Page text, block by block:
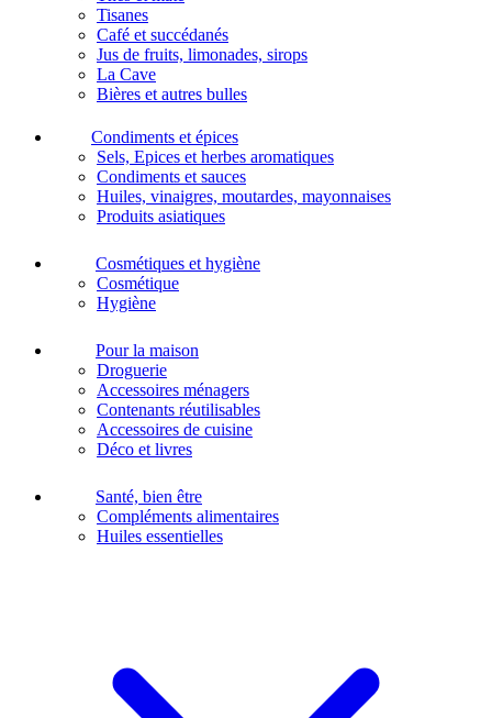
Tisanes
Café et succédanés
Jus de fruits, limonades, sirops
La Cave
Bières et autres bulles
Condiments et épices
Sels, Epices et herbes aromatiques
Condiments et sauces
Huiles, vinaigres, moutardes, mayonnaises
Produits asiatiques
Cosmétiques et hygiène
Cosmétique
Hygiène
Pour la maison
Droguerie
Accessoires ménagers
Contenants réutilisables
Accessoires de cuisine
Déco et livres
Santé, bien être
Compléments alimentaires
Huiles essentielles